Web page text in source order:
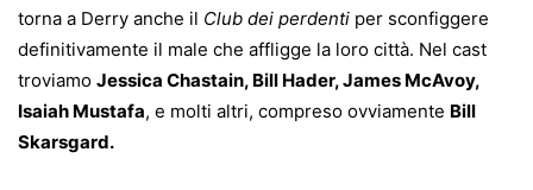
torna a Derry anche il Club dei perdenti per sconfiggere
definitivamente il male che affligge la loro città. Nel cast
troviamo Jessica Chastain, Bill Hader, James McAvoy,
Isaiah Mustafa, e molti altri, compreso ovviamente Bill
Skarsgard.